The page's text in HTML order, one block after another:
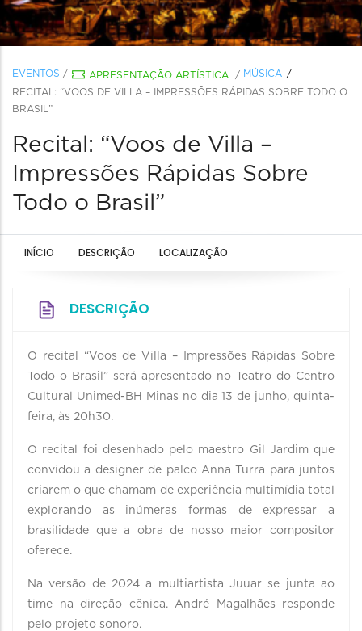
EVENTOS / APRESENTAÇÃO ARTÍSTICA / MÚSICA
RECITAL: “VOOS DE VILLA – IMPRESSÕES RÁPIDAS SOBRE TODO O
BRASIL”
Recital: “Voos de Villa –
Impressões Rápidas Sobre
Todo o Brasil”
INÍCIO DESCRIÇÃO LOCALIZAÇÃO
DESCRIÇÃO
O recital “Voos de Villa – Impressões Rápidas Sobre
Todo o Brasil” será apresentado no Teatro do Centro
Cultural Unimed-BH Minas no dia 13 de junho, quinta-
feira, às 20h30.
O recital foi desenhado pelo maestro Gil Jardim que
convidou a designer de palco Anna Turra para juntos
criarem o que chamam de experiência multimídia total
explorando as inúmeras formas de expressar a
brasilidade que a obra de nosso maior compositor
oferece.
Na versão de 2024 a multiartista Juuar se junta ao
time na direção cênica. André Magalhães responde
pelo projeto sonoro.